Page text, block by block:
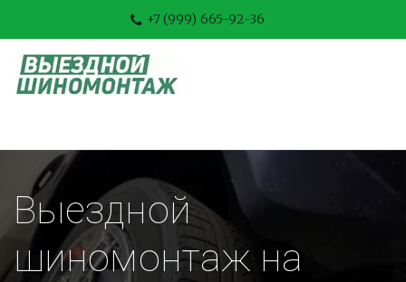
+7 (999) 665-92-36
Выездной
шиномонтаж на